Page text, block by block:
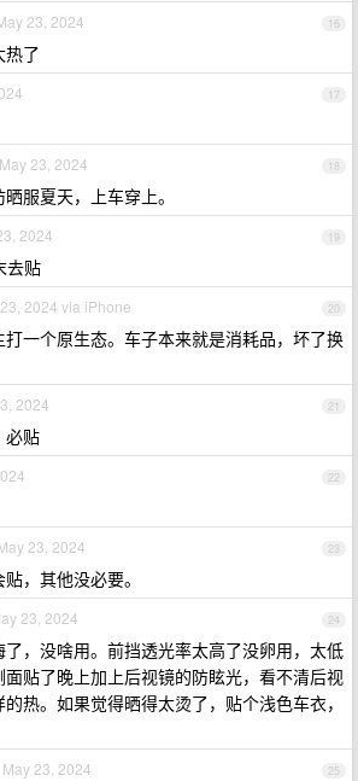
16
23, 2024
热了
17
18
May 23, 2024
服夏天，上车穿上。
19
2024
去贴
20
2024 via iPhone
一个原生态。车子本来就是消耗品，坏了换
21
2024
必贴
22
23
23, 2024
，其他没必要。
24
23, 2024
，没啥用。前挡透光率太高了没卵用，太低
贴了晚上加上后视镜的防眩光，看不清后视
热。如果觉得晒得太烫了，贴个浅色车衣，
25
May 23, 2024